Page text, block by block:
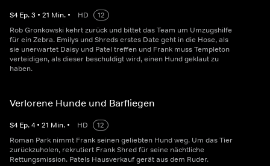
S4 Ep.3 • 21 Min. • HD
12
Rob Gronkowski kehrt zurück und bittet das Team um Umzugshilfe
für ein Zebra. Emilys und Shreds erstes Date geht in die Hose, als
sie unerwartet Daisy und Patel treffen und Frank muss Templeton
verteidigen, als dieser beschuldigt wird, einen Hund geklaut zu
haben.
Verlorene Hunde und Barfliegen
S4 Ep.4 • 21 Min. • HD
12
Roman Park nimmt Frank seinen geliebten Hund weg. Um das Tier
zurückzuholen, rekrutiert Frank Shred für seine nächtliche
Rettungsmission. Patels Hausverkauf gerät aus dem Ruder.